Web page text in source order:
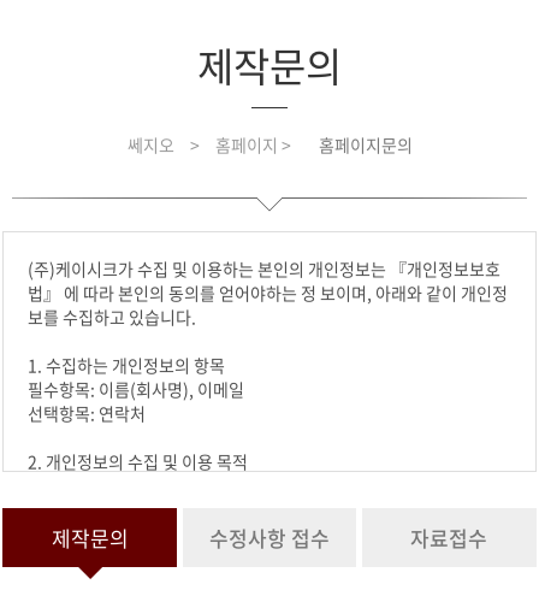
제작문의
쎄지오 > 홈페이지 > 홈페이지문의
(주)케이시크가 수집 및 이용하는 본인의 개인정보는 『개인정보보호
법』 에 따라 본인의 동의를 얻어야하는 정 보이며, 아래와 같이 개인정
보를 수집하고 있습니다.
1. 수집하는 개인정보의 항목
필수항목: 이름(회사명), 이메일
선택항목: 연락처
2. 개인정보의 수집 및 이용 목적
3. 개인정보의 보유 및 이용기간
과 개인정보 입력항목에 대해서는 1년간 보유 이후 해당 정보를 파기합
제작문의 수정사항 접수 자료접수